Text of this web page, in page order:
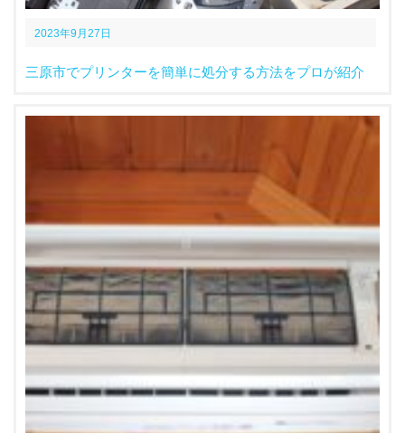
2023年9月27日
三原市でプリンターを簡単に処分する方法をプロが紹介